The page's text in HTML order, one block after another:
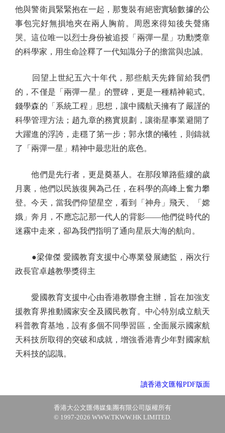
他與警衛員緊緊抱在一起，那隻裝有絕密實驗數據的公
事包完好無損地夾在兩人胸前。周恩來得知後失聲痛
哭。這位唯一以烈士身份被追授「兩彈一星」功勳獎章
的科學家，用生命詮釋了一代知識分子的擔當與忠誠。
回望上世紀五六十年代，那些航天先鋒留給我們
的，不僅是「兩彈一星」的豐碑，更是一種精神範式。
錢學森的「系統工程」思想，讓中國航天擁有了嚴謹的
科學管理方法；趙九章的務實規劃，讓衛星事業避開了
大躍進的浮誇，走穩了第一步；郭永懷的犧牲，則鑄就
了「兩彈一星」精神中最悲壯的底色。
他們是先行者，更是奠基人。在那段篳路藍縷的歲
月裏，他們以民族復興為己任，在科學的高峰上奮力攀
登。今天，當我們仰望星空，看到「神舟」飛天、「嫦
娥」奔月，不應忘記那一代人的背影——他們從時代的
迷霧中走來，卻為我們指明了通向星辰大海的航向。
●梁偉傑 愛國教育支援中心專業發展總監，兩次行
政長官卓越教學獎得主
愛國教育支援中心由香港教聯會主辦，旨在加強支
援教育界推動國家安全及國民教育。中心特別成立航天
科普教育基地，設有多個不同學習區，全面展示國家航
天科技所取得的突破和成就，增強香港青少年對國家航
天科技的認識。
讀香港文匯報PDF版面
香港大公文匯傳媒集團有限公司版權所有
© 1997-2026 WWW.TKWW.HK LIMITED.